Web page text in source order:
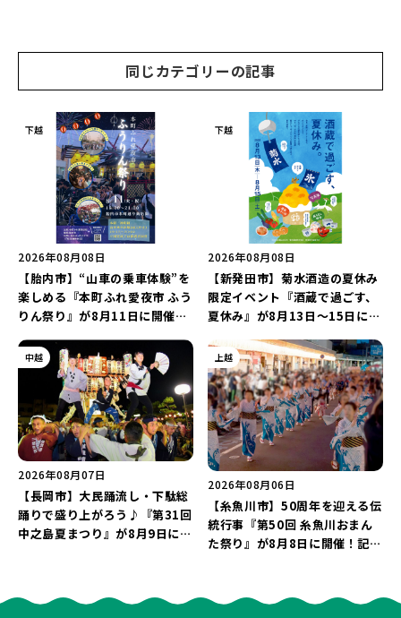
同じカテゴリーの記事
下越
2026年08月08日
【胎内市】“山車の乗車体験”を
楽しめる『本町ふれ愛夜市 ふう
りん祭り』が8月11日に開催！
日の露店」が大集結♪
下越
2026年08月08日
【新発田市】菊水酒造の夏休み
限定イベント『酒蔵で過ごす、
夏休み』が8月13日～15日に開
り体験」を満喫しよう♪
中越
2026年08月07日
【長岡市】大民踊流し・下駄総
踊りで盛り上がろう♪『第31回
中之島夏まつり』が8月9日に開
上越
2026年08月06日
【糸魚川市】50周年を迎える伝
統行事『第50回 糸魚川おまん
た祭り』が8月8日に開催！記念